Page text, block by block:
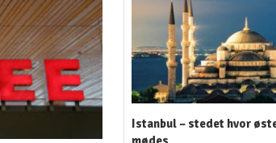
Istanbul – stedet hvor